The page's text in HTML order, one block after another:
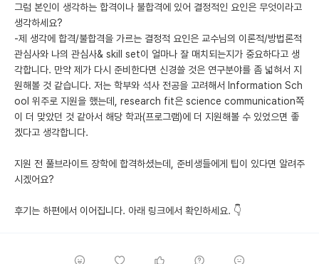
그럼 본인이 생각하는 합격이나 불합격에 있어 결정적인 요인은 무엇이라고
생각하세요?
-제 생각에 합격/불합격을 가르는 결정적 요인은 교수님의 이론적/방법론적
관심사와 나의 관심사& skill set이 얼마나 잘 매치되는지가 중요하다고 생
각합니다. 만약 제가 다시 준비한다면 신경쓸 것은 연구분야를 좀 넓혀서 지
원해볼 것 같습니다. 저는 학부와 석사 전공을 고려해서 Information Sch
ool 위주로 지원을 했는데, research fit은 science communication쪽
이 더 맞았던 것 같아서 해당 학과(프로그램)에 더 지원해볼 수 있었으면 좋
겠다고 생각합니다.
지원 전 풀브라이트 장학에 합격하셨는데, 준비생들에게 팁이 있다면 알려주
시겠어요?
후기는 하편에서 이어집니다. 아래 링크에서 확인하세요. 👇